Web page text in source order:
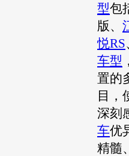
型包
版、
悦RS
车型
置的
目，
深刻
车优
精髓